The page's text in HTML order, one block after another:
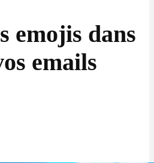
emojis dans
emails